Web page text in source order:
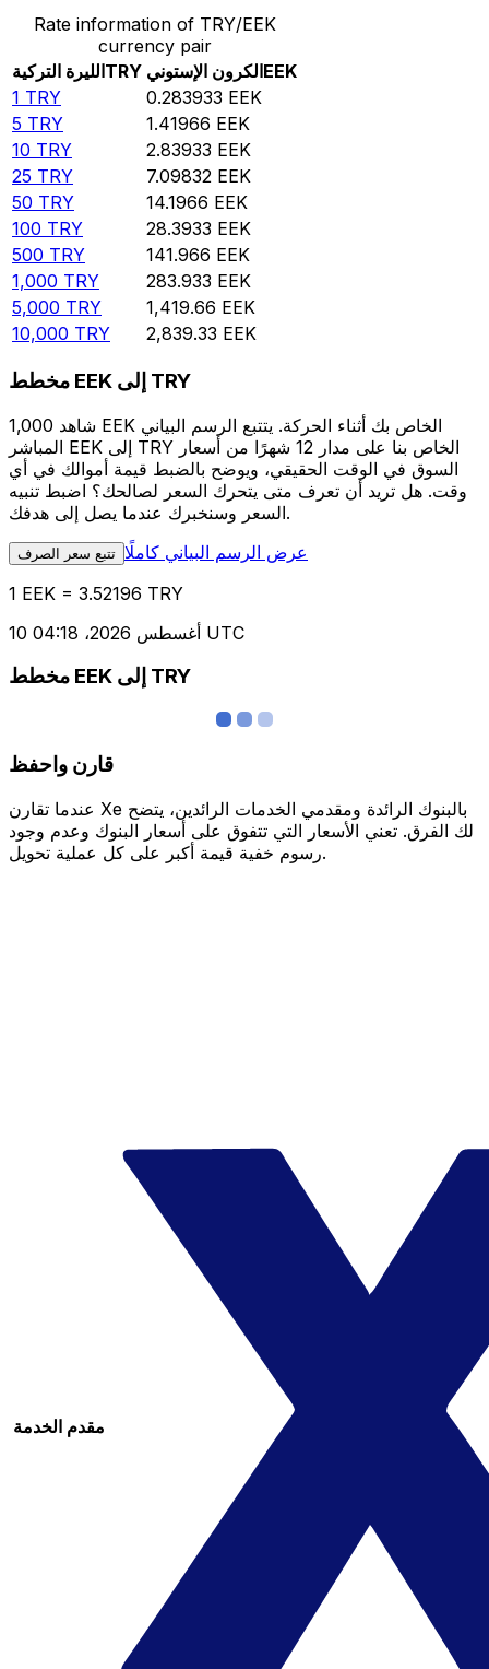
Rate information of TRY/EEK
currency pair
الليرة التركيةTRY الكرون الإستونيEEK
1 TRY 0.283933 EEK
5 TRY 1.41966 EEK
10 TRY 2.83933 EEK
25 TRY 7.09832 EEK
50 TRY 14.1966 EEK
100 TRY 28.3933 EEK
500 TRY 141.966 EEK
1,000 TRY 283.933 EEK
5,000 TRY 1,419.66 EEK
10,000 TRY 2,839.33 EEK
مخطط EEK إلى TRY
شاهد 1,000 EEK الخاص بك أثناء الحركة. يتتبع الرسم البياني
المباشر EEK إلى TRY الخاص بنا على مدار 12 شهرًا من أسعار
السوق في الوقت الحقيقي، ويوضح بالضبط قيمة أموالك في أي
وقت. هل تريد أن تعرف متى يتحرك السعر لصالحك؟ اضبط تنبيه
السعر وسنخبرك عندما يصل إلى هدفك.
تتبع سعر الصرف عرض الرسم البياني كاملًا
1 EEK = 3.52196 TRY
10 أغسطس 2026، 04:18 UTC
مخطط EEK إلى TRY
قارن واحفظ
عندما تقارن Xe بالبنوك الرائدة ومقدمي الخدمات الرائدين، يتضح
لك الفرق. تعني الأسعار التي تتفوق على أسعار البنوك وعدم وجود
رسوم خفية قيمة أكبر على كل عملية تحويل.
مقدم الخدمة